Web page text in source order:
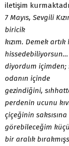
iletişim
7 Mayıs, Sevgili
biricik
kızım. Demek
hissedebiliyorsun…
diyordum içimden;
odanın içinde
gezindiğini,
perdenin ucunu
çiçeğinin
görebileceğim
bir aralık